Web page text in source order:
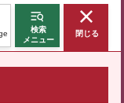
検索
メニュー
閉じる